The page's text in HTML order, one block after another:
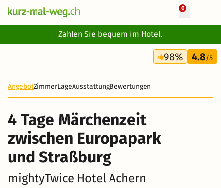
0
Zahlen Sie bequem im Hotel.
4 Tage
122 CHF
98% 4.8/5
AngebotZimmerLageAusstattungBewertungen
4 Tage Märchenzeit
zwischen Europapark
und Straßburg
mightyTwice Hotel Achern